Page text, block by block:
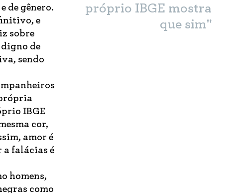
próprio IBGE mostra
que sim"
de gênero.
e
sobre
digno de
sendo
IBGE
cor,
amor é
a falácias é
homens,
como